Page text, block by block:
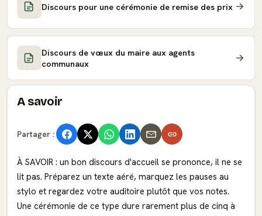
Discours pour une cérémonie de remise des prix
Discours de vœux du maire aux agents
communaux
A savoir
Partager :
À SAVOIR : un bon discours d'accueil se prononce, il ne se
lit pas. Préparez un texte aéré, marquez les pauses au
stylo et regardez votre auditoire plutôt que vos notes.
Une cérémonie de ce type dure rarement plus de cinq à